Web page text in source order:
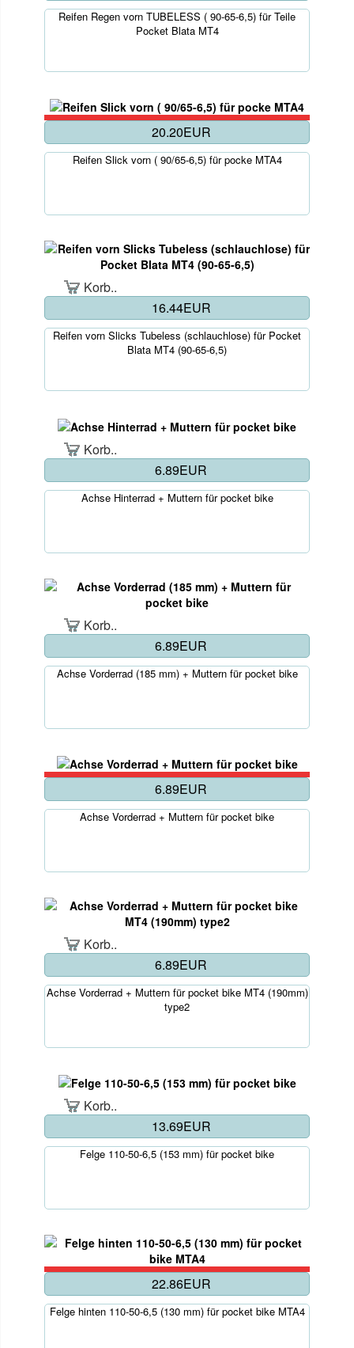
Reifen Regen vorn TUBELESS ( 90-65-6,5) für Teile
Pocket Blata MT4
20.20EUR
Reifen Slick vorn ( 90/65-6,5) für pocke MTA4
Korb..
16.44EUR
Reifen vorn Slicks Tubeless (schlauchlose) für Pocket
Blata MT4 (90-65-6,5)
Korb..
6.89EUR
Achse Hinterrad + Muttern für pocket bike
Korb..
6.89EUR
Achse Vorderrad (185 mm) + Muttern für pocket bike
6.89EUR
Achse Vorderrad + Muttern für pocket bike
Korb..
6.89EUR
Achse Vorderrad + Muttern für pocket bike MT4 (190mm)
type2
Korb..
13.69EUR
Felge 110-50-6,5 (153 mm) für pocket bike
22.86EUR
Felge hinten 110-50-6,5 (130 mm) für pocket bike MTA4